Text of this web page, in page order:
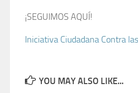
¡SEGUIMOS AQUÍ!
Iniciativa Ciudadana Contra
YOU MAY ALSO LIKE...